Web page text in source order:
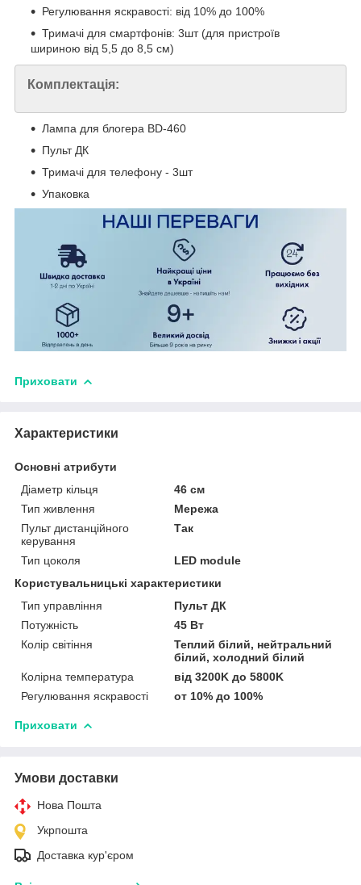
Регулювання яскравості: від 10% до 100%
Тримачі для смартфонів: 3шт (для пристроїв
шириною від 5,5 до 8,5 см)
Комплектація:
Лампа для блогера BD-460
Пульт ДК
Тримачі для телефону - 3шт
Упаковка
Приховати
Характеристики
Основні атрибути
Діаметр кільця
46 см
Тип живлення
Мережа
Пульт дистанційного
керування
Так
Тип цоколя
LED module
Користувальницькі характеристики
Тип управління
Пульт ДК
Потужність
45 Вт
Колір світіння
Теплий білий, нейтральний
білий, холодний білий
Колірна температура
від 3200K до 5800K
Регулювання яскравості
от 10% до 100%
Приховати
Умови доставки
Нова Пошта
Укрпошта
Доставка кур'єром